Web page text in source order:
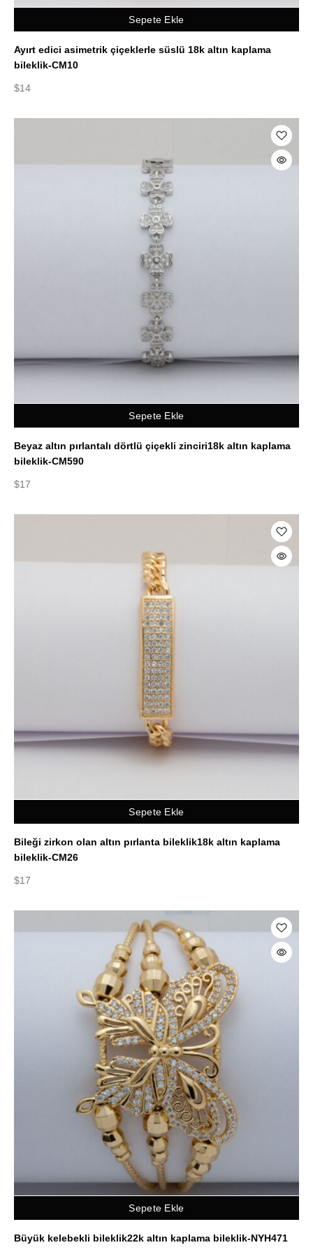
Sepete Ekle
Ayırt edici asimetrik çiçeklerle süslü 18k altın kaplama
bileklik-CM10
$14
Sepete Ekle
Beyaz altın pırlantalı dörtlü çiçekli zinciri18k altın kaplama
bileklik-CM590
$17
Sepete Ekle
Bileği zirkon olan altın pırlanta bileklik18k altın kaplama
bileklik-CM26
$17
Sepete Ekle
Büyük kelebekli bileklik22k altın kaplama bileklik-NYH471